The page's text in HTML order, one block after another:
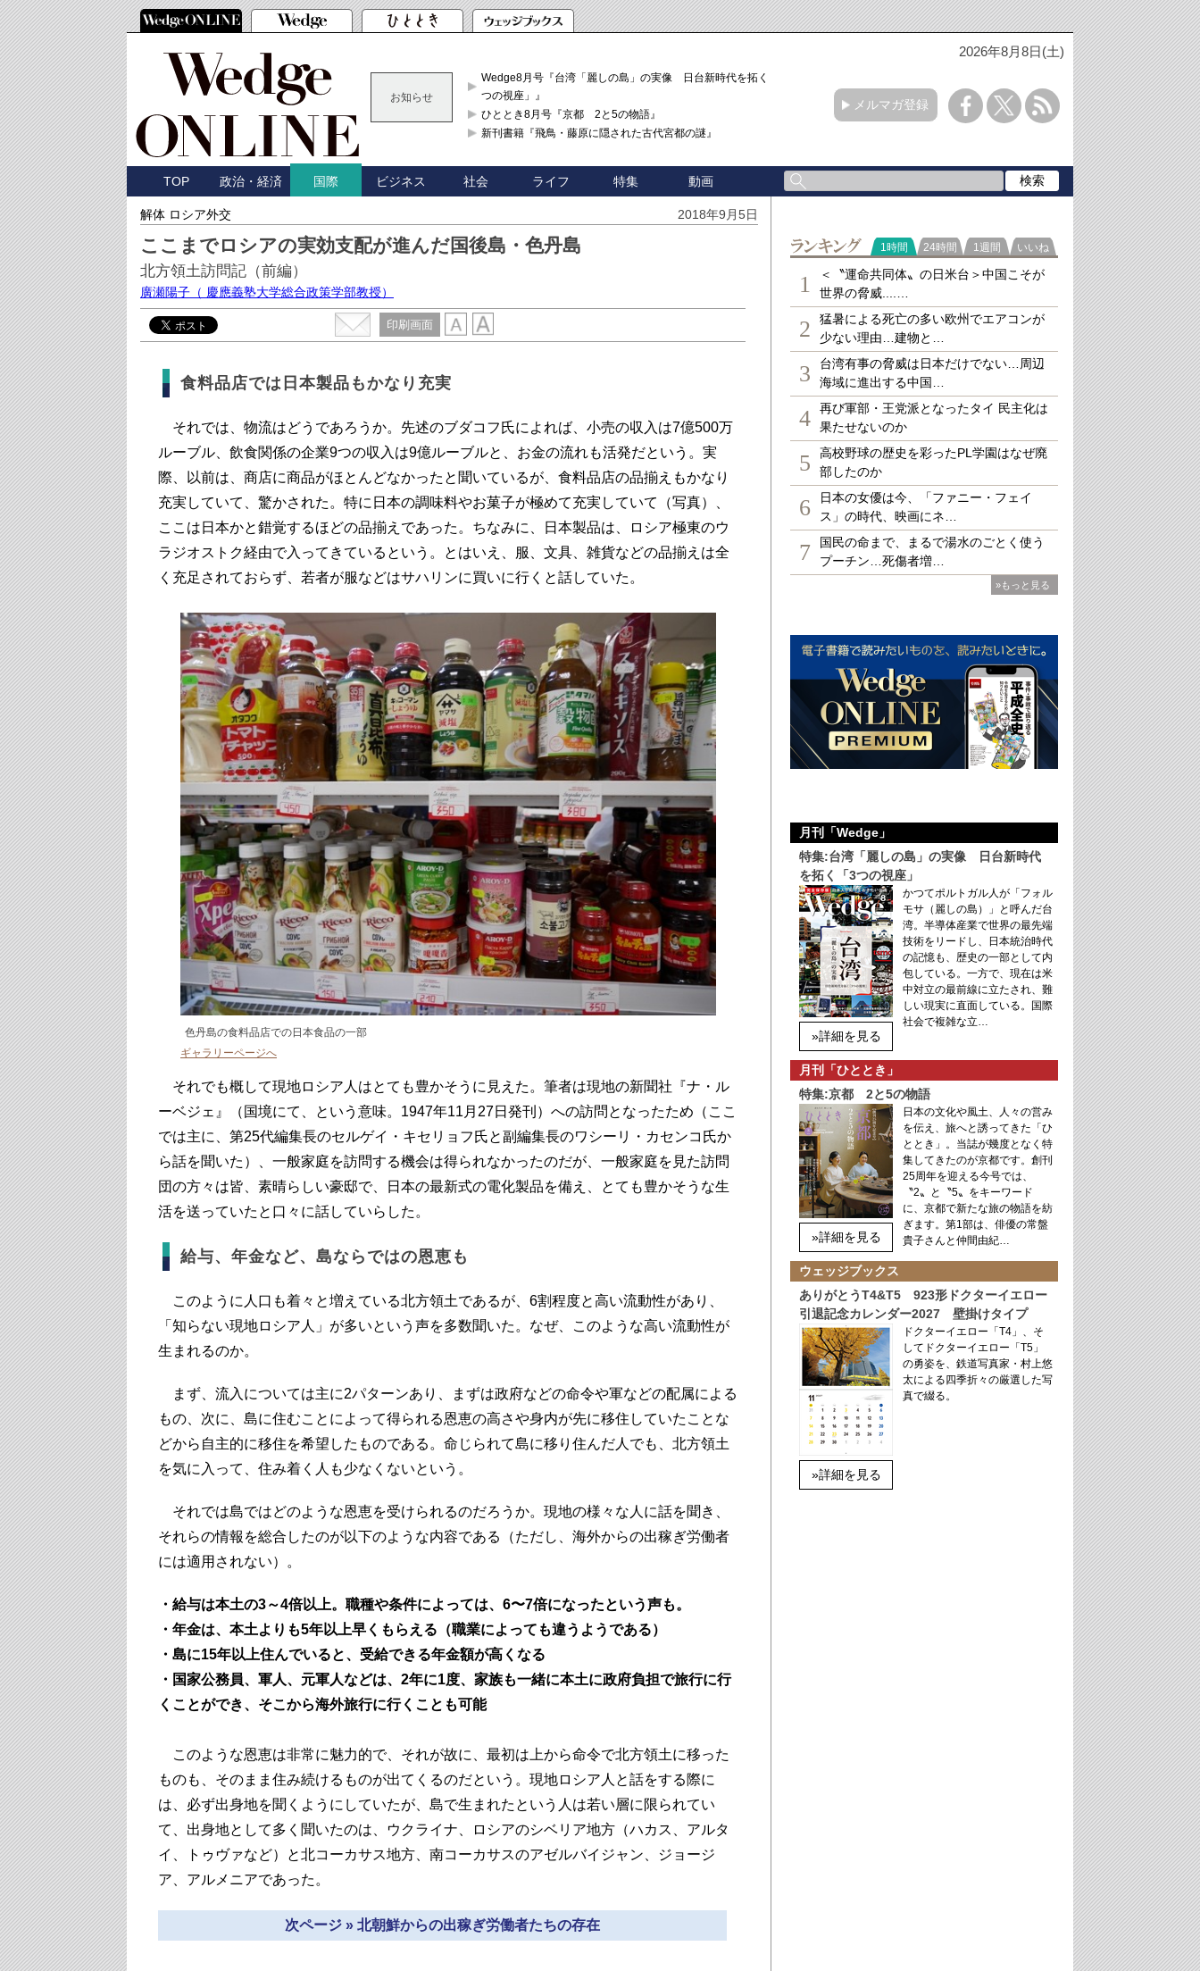
2026年8月8日(土)
お知らせ
Wedge8月号『台湾「麗しの島」の実像 日台新時代を拓く「3
つの視座」』
ひととき8月号『京都 2と5の物語』
新刊書籍『飛鳥・藤原に隠された古代宮都の謎』
メルマガ登録
TOP 政治・経済 国際 ビジネス 社会 ライフ 特集 動画
解体 ロシア外交 2018年9月5日
ここまでロシアの実効支配が進んだ国後島・色丹島
北方領土訪問記（前編）
廣瀬陽子 （ 慶應義塾大学総合政策学部教授）
印刷画面
食料品店では日本製品もかなり充実
それでは、物流はどうであろうか。先述のブダコフ氏によれば、小売の収入は7億500万
ルーブル、飲食関係の企業9つの収入は9億ルーブルと、お金の流れも活発だという。実
際、以前は、商店に商品がほとんどなかったと聞いているが、食料品店の品揃えもかなり
充実していて、驚かされた。特に日本の調味料やお菓子が極めて充実していて（写真）、
ここは日本かと錯覚するほどの品揃えであった。ちなみに、日本製品は、ロシア極東のウ
ラジオストク経由で入ってきているという。とはいえ、服、文具、雑貨などの品揃えは全
く充足されておらず、若者が服などはサハリンに買いに行くと話していた。
色丹島の食料品店での日本食品の一部
ギャラリーページへ
それでも概して現地ロシア人はとても豊かそうに見えた。筆者は現地の新聞社『ナ・ル
ーベジェ』（国境にて、という意味。1947年11月27日発刊）への訪問となったため（ここ
では主に、第25代編集長のセルゲイ・キセリョフ氏と副編集長のワシーリ・カセンコ氏か
ら話を聞いた）、一般家庭を訪問する機会は得られなかったのだが、一般家庭を見た訪問
団の方々は皆、素晴らしい豪邸で、日本の最新式の電化製品を備え、とても豊かそうな生
活を送っていたと口々に話していらした。
給与、年金など、島ならではの恩恵も
このように人口も着々と増えている北方領土であるが、6割程度と高い流動性があり、
「知らない現地ロシア人 」が多いという声を多数聞いた。なぜ、このような高い流動性が
生まれるのか。
まず、流入については主に2パターンあり、まずは政府などの命令や軍などの配属による
もの、次に、島に住むことによって得られる恩恵の高さや身内が先に移住していたことな
どから自主的に移住を希望したものである。命じられて島に移り住んだ人でも、北方領土
を気に入って、住み着く人も少なくないという。
それでは島ではどのような恩恵を受けられるのだろうか。現地の様々な人に話を聞き、
それらの情報を総合したのが以下のような内容である（ただし、海外からの出稼ぎ労働者
には適用されない）。
・給与は本土の3～4倍以上。職種や条件によっては、6〜7倍になったという声も。
・年金は、本土よりも5年以上早くもらえる（職業によっても違うようである）
・島に15年以上住んでいると、受給できる年金額が高くなる
・国家公務員、軍人、元軍人などは、2年に1度、家族も一緒に本土に政府負担で旅行に行
くことができ、そこから海外旅行に行くことも可能
このような恩恵は非常に魅力的で、それが故に、最初は上から命令で北方領土に移った
ものも、そのまま住み続けるものが出てくるのだという。 現地ロシア人 と話をする際に
は、必ず出身地を聞くようにしていたが、島で生まれたという人は若い層に限られてい
て、出身地として多く聞いたのは、ウクライナ、ロシアのシベリア地方（ハカス、アルタ
イ、トゥヴァなど）と北コーカサス地方、南コーカサスのアゼルバイジャン、ジョージ
ア、アルメニアであった。
次ページ » 北朝鮮からの出稼ぎ労働者たちの存在
ランキング
1時間 24時間 1週間 いいね
1
＜〝運命共同体〟の日米台＞中国こそが
世界の脅威....…
2
猛暑による死亡の多い欧州でエアコンが
少ない理由…建物と…
3
台湾有事の脅威は日本だけでない…周辺
海域に進出する中国…
4
再び軍部・王党派となったタイ 民主化は
果たせないのか
5
高校野球の歴史を彩ったPL学園はなぜ廃
部したのか
6
日本の女優は今、「ファニー・フェイ
ス」の時代、映画にネ…
7
国民の命まで、まるで湯水のごとく使う
プーチン…死傷者増…
»もっと見る
月刊「Wedge」
特集:台湾「麗しの島」の実像 日台新時代
を拓く「3つの視座」
»詳細を見る
かつてポルトガル人が「フォル
モサ（麗しの島）」と呼んだ台
湾。半導体産業で世界の最先端
技術をリードし、日本統治時代
の記憶も、歴史の一部として内
包している。一方で、現在は米
中対立の最前線に立たされ、難
しい現実に直面している。国際
社会で複雑な立…
月刊「ひととき」
特集:京都 2と5の物語
»詳細を見る
日本の文化や風土、人々の営み
を伝え、旅へと誘ってきた「ひ
ととき」。当誌が幾度となく特
集してきたのが京都です。創刊
25周年を迎える今号では、
〝2〟と〝5〟をキーワード
に、京都で新たな旅の物語を紡
ぎます。第1部は、俳優の常盤
貴子さんと仲間由紀…
ウェッジブックス
ありがとうT4&T5 923形ドクターイエロー
引退記念カレンダー2027 壁掛けタイプ
»詳細を見る
ドクターイエロー「T4」、そ
してドクターイエロー「T5」
の勇姿を、鉄道写真家・村上悠
太による四季折々の厳選した写
真で綴る。